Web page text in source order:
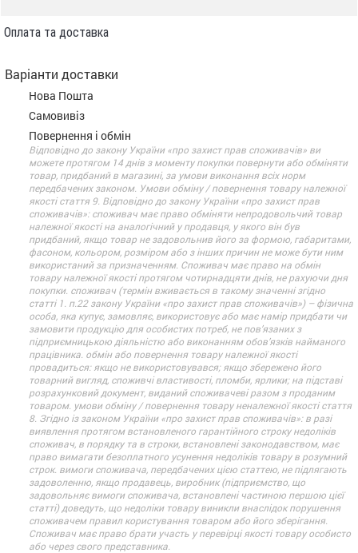
Оплата та доставка
Варіанти доставки
Нова Пошта
Самовивіз
Повернення і обмін
Відповідно до закону України «про захист прав споживачів» ви
можете протягом 14 днів з моменту покупки повернути або обміняти
товар, придбаний в магазині, за умови виконання всіх норм
передбачених законом. Умови обміну / повернення товару належної
якості стаття 9. Відповідно до закону України «про захист прав
споживачів»: споживач має право обміняти непродовольчий товар
належної якості на аналогічний у продавця, у якого він був
придбаний, якщо товар не задовольнив його за формою, габаритами,
фасоном, кольором, розміром або з інших причин не може бути ним
використаний за призначенням. Споживач має право на обмін
товару належної якості протягом чотирнадцяти днів, не рахуючи дня
покупки. споживач (термін вживається в такому значенні згідно
статті 1. п.22 закону України «про захист прав споживачів») – фізична
особа, яка купує, замовляє, використовує або має намір придбати чи
замовити продукцію для особистих потреб, не пов’язаних з
підприємницькою діяльністю або виконанням обов’язків найманого
працівника. обмін або повернення товару належної якості
провадиться: якщо не використовувався; якщо збережено його
товарний вигляд, споживчі властивості, пломби, ярлики; на підставі
розрахунковий документ, виданий споживачеві разом з проданим
товаром. умови обміну / повернення товару неналежної якості стаття
8. Згідно із законом України «про захист прав споживачів»: в разі
виявлення протягом встановленого гарантійного строку недоліків
споживач, в порядку та в строки, встановлені законодавством, має
право вимагати безоплатного усунення недоліків товару в розумний
строк. вимоги споживача, передбачених цією статтею, не підлягають
задоволенню, якщо продавець, виробник (підприємство, що
задовольняє вимоги споживача, встановлені частиною першою цієї
статті) доведуть, що недоліки товару виникли внаслідок порушення
споживачем правил користування товаром або його зберігання.
Споживач має право брати участь у перевірці якості товару особисто
або через свого представника.